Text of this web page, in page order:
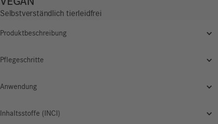
Selbstverständlich tierleidfrei
Produktbeschreibung
Pflegeschritte
Anwendung
Inhaltsstoffe (INCI)